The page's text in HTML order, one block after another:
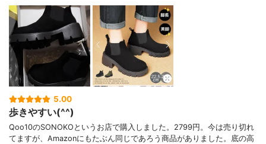
5.00
歩きやすい(^^)
Qoo10のSONOKOというお店で購入しました。2799円。今は売り切れ
てますが、Amazonにもたぶん同じであろう商品がありました。底の高